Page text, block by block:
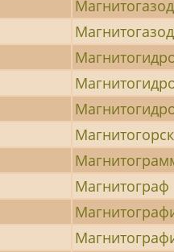
Магнитогорск
Магнитограф